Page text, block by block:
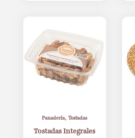
Panadería,Tostadas
Tostadas Integrales